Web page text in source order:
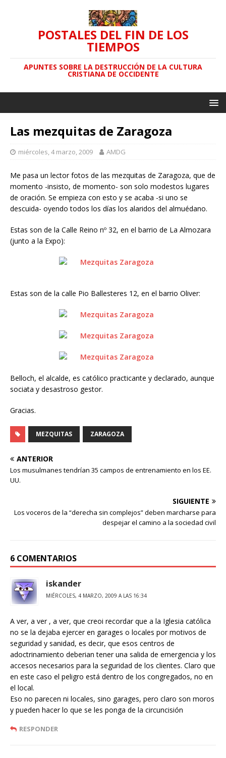
POSTALES DEL FIN DE LOS
TIEMPOS
APUNTES SOBRE LA DESTRUCCIÓN DE LA CULTURA
CRISTIANA DE OCCIDENTE
Las mezquitas de Zaragoza
miércoles, 4 marzo, 2009 AMDG
Me pasa un lector fotos de las mezquitas de Zaragoza, que de
momento -insisto, de momento- son solo modestos lugares
de oración. Se empieza con esto y se acaba -si uno se
descuida- oyendo todos los días los alaridos del almuédano.
Estas son de la Calle Reino nº 32, en el barrio de La Almozara
(junto a la Expo):
Estas son de la calle Pio Ballesteres 12, en el barrio Oliver:
Belloch, el alcalde, es católico practicante y declarado, aunque
sociata y desastroso gestor.
Gracias.
MEZQUITAS ZARAGOZA
ANTERIOR
Los musulmanes tendrían 35 campos de entrenamiento en los EE.
UU.
SIGUIENTE
Los voceros de la “derecha sin complejos” deben marcharse para
despejar el camino a la sociedad civil
6 COMENTARIOS
iskander
MIÉRCOLES, 4 MARZO, 2009 A LAS 16:34
A ver, a ver , a ver, que creoi recordar que a la Iglesia católica
no se la dejaba ejercer en garages o locales por motivos de
seguridad y sanidad, es decir, que esos centros de
adoctrinamiento deberian tener una salida de emergencia y los
accesos necesarios para la seguridad de los clientes. Claro que
en este caso el peligro está dentro de los congregados, no en
el local.
Eso no parecen ni locales, sino garages, pero claro son moros
y pueden hacer lo que se les ponga de la circuncisión
RESPONDER